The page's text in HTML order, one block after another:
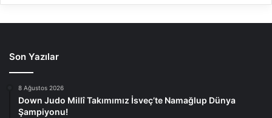
Son Yazılar
8 Ağustos 2026
Down Judo Millî Takımımız İsveç’te Namağlup Dünya
Şampiyonu!